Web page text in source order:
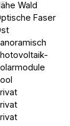
Wald
Faser